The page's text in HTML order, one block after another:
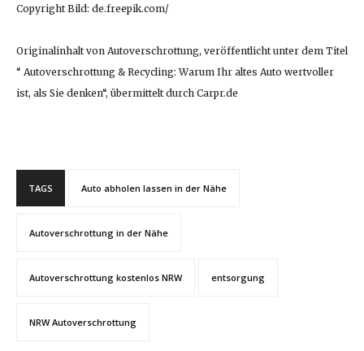
Copyright Bild: de.freepik.com/
Originalinhalt von Autoverschrottung, veröffentlicht unter dem Titel
“ Autoverschrottung & Recycling: Warum Ihr altes Auto wertvoller
ist, als Sie denken“, übermittelt durch Carpr.de
TAGS Auto abholen lassen in der Nähe
Autoverschrottung in der Nähe
Autoverschrottung kostenlos NRW entsorgung
NRW Autoverschrottung